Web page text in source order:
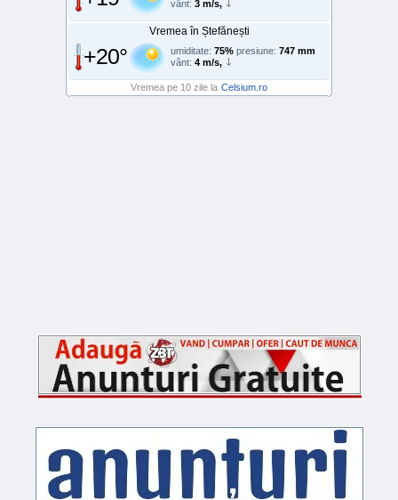
vânt: 3 m/s,
Vremea în Ștefănești
+20° umiditate: 75% presiune: 747 mm
vânt: 4 m/s,
Vremea pe 10 zile la Celsium.ro